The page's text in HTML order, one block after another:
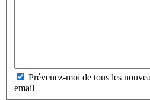
Prévenez-moi de tous les
email